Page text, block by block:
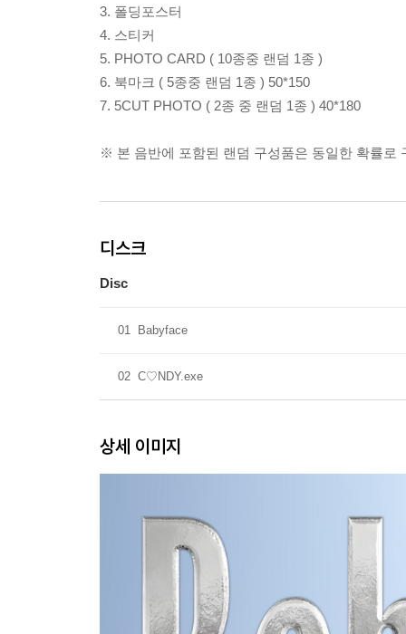
3. 폴딩포스터
4. 스티커
5. PHOTO CARD ( 10종중 랜덤 1종 )
6. 북마크 ( 5종중 랜덤 1종 ) 50*150
7. 5CUT PHOTO ( 2종 중 랜덤 1종 ) 40*180
※ 본 음반에 포함된 랜덤 구성품은 동일한 확률로
디스크
Disc
01 Babyface
02 C♡NDY.exe
상세 이미지